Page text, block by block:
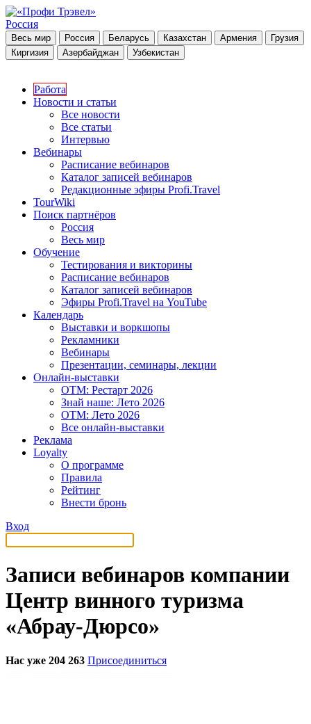
Россия
Весь мир Россия Беларусь Казахстан Армения
Грузия
Киргизия
Азербайджан Узбекистан
Работа
Новости и статьи
Все новости
Все статьи
Интервью
Вебинары
Расписание вебинаров
Каталог записей вебинаров
Редакционные эфиры Profi.Travel
TourWiki
Поиск партнёров
Россия
Весь мир
Обучение
Тестирования и викторины
Расписание вебинаров
Каталог записей вебинаров
Эфиры Profi.Travel на YouTube
Календарь
Выставки и воркшопы
Рекламники
Вебинары
Презентации, семинары, лекции
Онлайн-выставки
OTM: Рестарт 2026
Знай наше: Лето 2026
OTM: Лето 2026
Все онлайн-выставки
Реклама
Loyalty
О программе
Правила
Рейтинг
Внести бронь
Вход
Записи вебинаров компании
Центр винного туризма
«Абрау-Дюрсо»
Нас уже 204 263 Присоединиться